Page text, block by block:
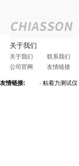
关于我们
关于我们
联系我们
公司官网
友情链接
友情链接: · 粘着力测试仪